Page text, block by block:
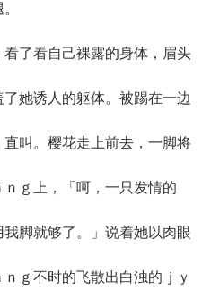
了看自己裸露的身体，眉头
她诱人的躯体。被踢在一边
叫。樱花走上前去，一脚将
ｇ上，「呵，一只发情的
脚就够了。」说着她以肉眼
ｇ不时的飞散出白浊的ｊｙ